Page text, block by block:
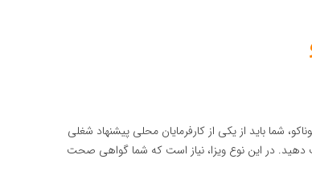
شما باید از یکی از کارفرمایان محلی پیشنهاد شغلی
دهید. در این نوع ویزا، نیاز است که شما گواهی صحت